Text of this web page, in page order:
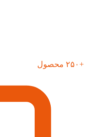
+۲۵۰ محصول